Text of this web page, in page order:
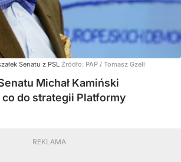
Senatu z PSL Źródło: PAP / Tomasz Gzell
Michał Kamiński
do strategii Platformy